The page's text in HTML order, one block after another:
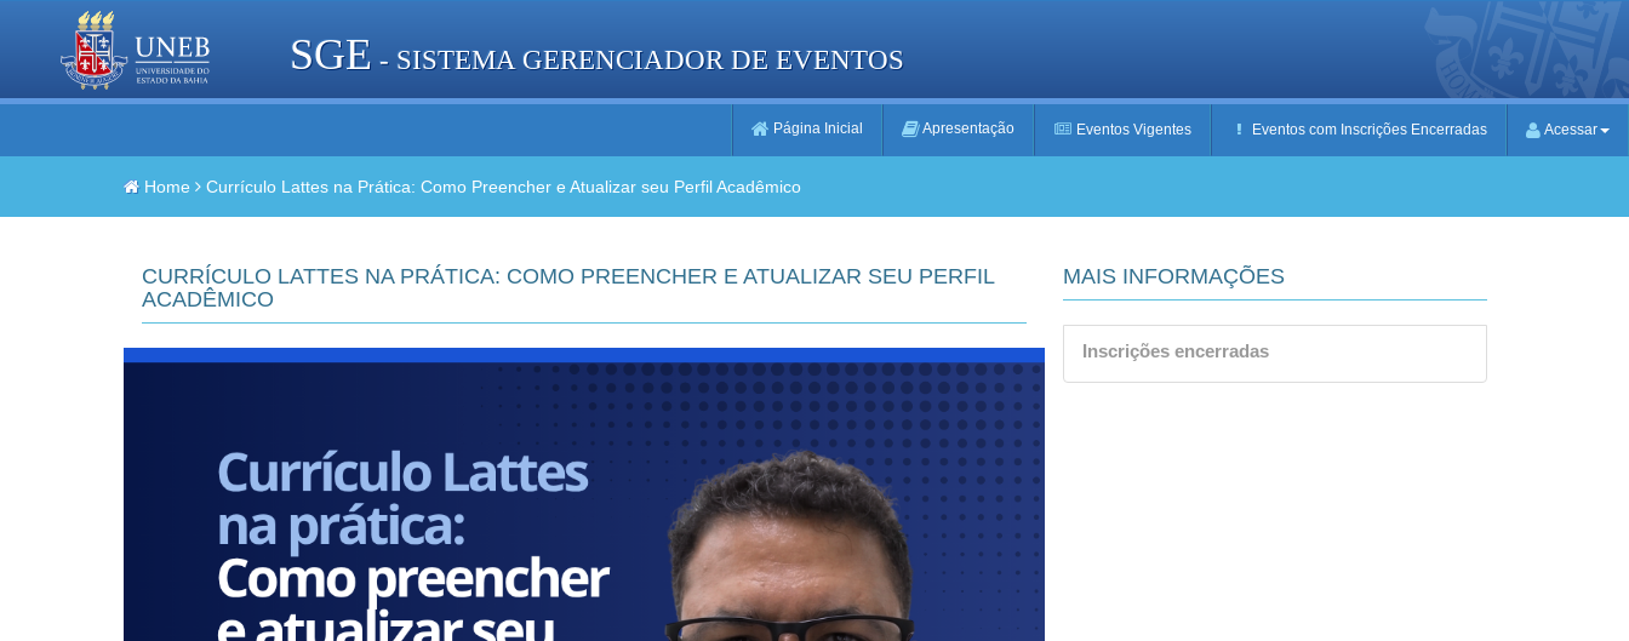
SGE - SISTEMA GERENCIADOR DE EVENTOS
Página Inicial Apresentação Eventos Vigentes Eventos com Inscrições Encerradas Acessar
Home Currículo Lattes na Prática: Como Preencher e Atualizar seu Perfil Acadêmico
CURRÍCULO LATTES NA PRÁTICA: COMO PREENCHER E ATUALIZAR SEU PERFIL
ACADÊMICO
MAIS INFORMAÇÕES
Inscrições encerradas